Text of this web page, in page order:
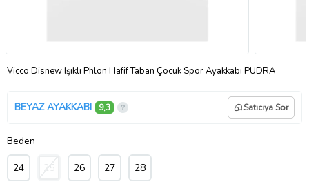
Vicco Disnew Işıklı Phlon Hafif Taban Çocuk Spor Ayakkabı PUDRA
BEYAZ AYAKKABI 9,3 Satıcıya Sor
Beden
24 25 26 27 28